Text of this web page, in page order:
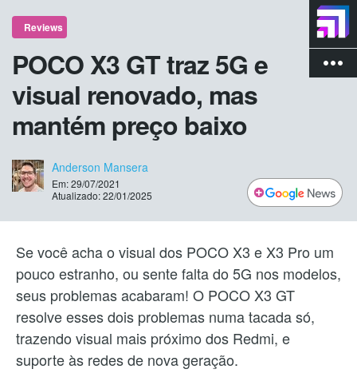
more_vert
Reviews
POCO X3 GT traz 5G e
visual renovado, mas
mantém preço baixo
Anderson Mansera
Em: 29/07/2021
Atualizado: 22/01/2025
Se você acha o visual dos POCO X3 e X3 Pro um
pouco estranho, ou sente falta do 5G nos modelos,
seus problemas acabaram! O POCO X3 GT
resolve esses dois problemas numa tacada só,
trazendo visual mais próximo dos Redmi, e
suporte às redes de nova geração.